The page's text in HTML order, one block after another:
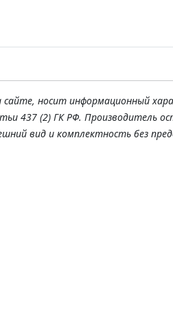
носит информационный
437 (2) ГК РФ. Производитель
вид и комплектность без